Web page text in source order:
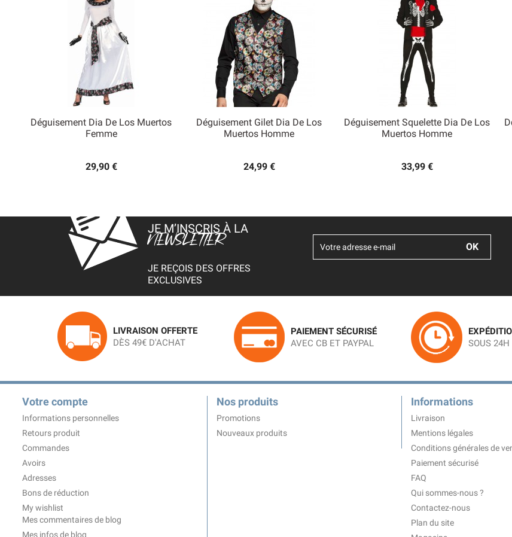
Déguisement Dia De Los Muertos
Femme
29,90 €
Aperçu rapide
Déguisement Gilet Dia De Los
Muertos Homme
24,99 €
Aperçu rapide
Déguisement Squelette Dia De Los
Muertos Homme
33,99 €
Aperçu rapide
JE M’INSCRIS À LA
NEWSLETTER
JE REÇOIS DES OFFRES
EXCLUSIVES
LIVRAISON OFFERTE
DÈS 49€ D'ACHAT
PAIEMENT SÉCURISÉ
AVEC CB ET PAYPAL
SOUS 24H
Votre compte
Informations personnelles
Retours produit
Commandes
Avoirs
Adresses
Bons de réduction
My wishlist
Mes commentaires de blog
Mes infos de blog
Nos produits
Promotions
Nouveaux produits
Informations
Livraison
Mentions légales
Conditions générales de
Paiement sécurisé
FAQ
Qui sommes-nous ?
Contactez-nous
Plan du site